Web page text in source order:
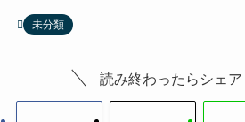
未分類
読み終わったらシェア